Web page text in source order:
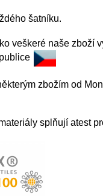
šatníku.
veškeré naše zboží
zbožím od
splňují atest